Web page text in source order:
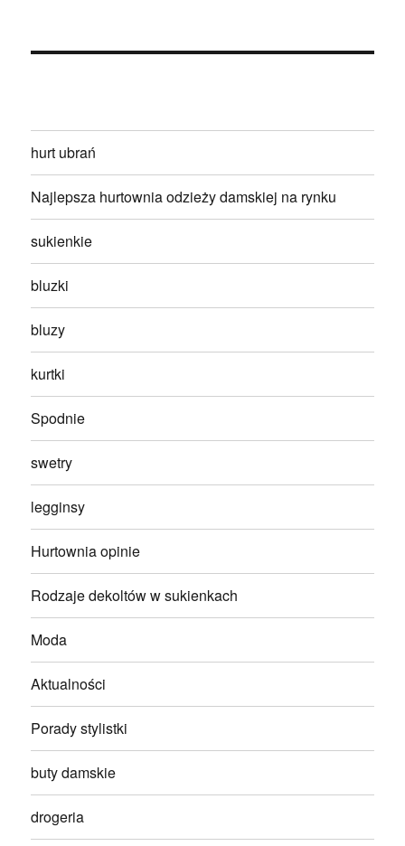
hurt ubrań
Najlepsza hurtownia odzieży damskiej na rynku
sukienkie
bluzki
bluzy
kurtki
Spodnie
swetry
legginsy
Hurtownia opinie
Rodzaje dekoltów w sukienkach
Moda
Aktualności
Porady stylistki
buty damskie
drogeria